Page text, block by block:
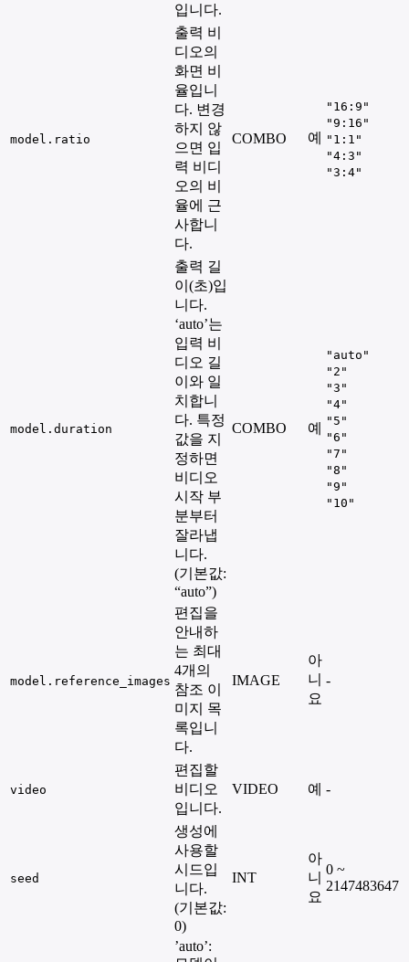
입니다.
model.ratio
출력 비
디오의
화면 비
율입니
다. 변경
하지 않
으면 입
력 비디
오의 비
율에 근
사합니
다.
COMBO 예
"16:9"
"9:16"
"1:1"
"4:3"
"3:4"
model.duration
출력 길
이(초)입
니다.
‘auto’는
입력 비
디오 길
이와 일
치합니
다. 특정
값을 지
정하면
비디오
시작 부
분부터
잘라냅
니다.
(기본값:
“auto”)
COMBO 예
"auto"
"2"
"3"
"4"
"5"
"6"
"7"
"8"
"9"
"10"
model.reference_images
편집을
안내하
는 최대
4개의
참조 이
미지 목
록입니
다.
IMAGE
아
니
요
-
video
편집할
비디오
입니다.
VIDEO 예 -
seed
생성에
사용할
시드입
니다.
(기본값:
0)
INT
아
니
요
0 ~
2147483647
’auto’: